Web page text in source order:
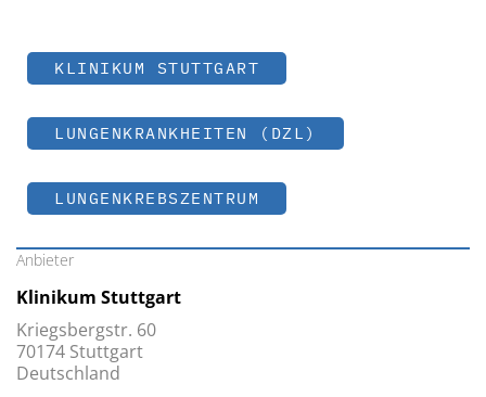
KLINIKUM STUTTGART
LUNGENKRANKHEITEN (DZL)
LUNGENKREBSZENTRUM
Anbieter
Klinikum Stuttgart
Kriegsbergstr. 60
70174 Stuttgart
Deutschland